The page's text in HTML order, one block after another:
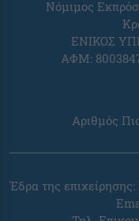
Νόμιμος
ΕΝΙΚΟΣ
ΑΦΜ:
Αριθμός
Έδρα της